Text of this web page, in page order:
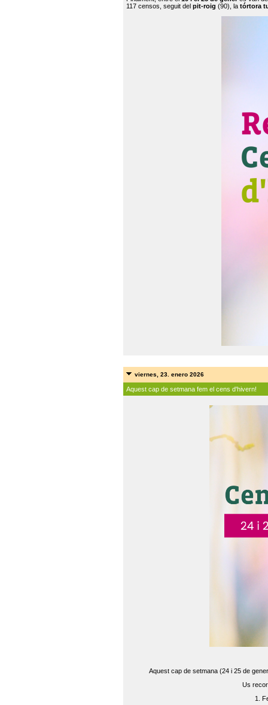
117 censos, seguit del pit-roig (90), la tórtora
viernes, 23. enero 2026
Aquest cap de setmana fem el cens d'hivern!
Aquest cap de setmana (24 i 25 de
Us
1.